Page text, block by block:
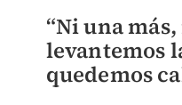
“Ni una
levantemos
quedemos